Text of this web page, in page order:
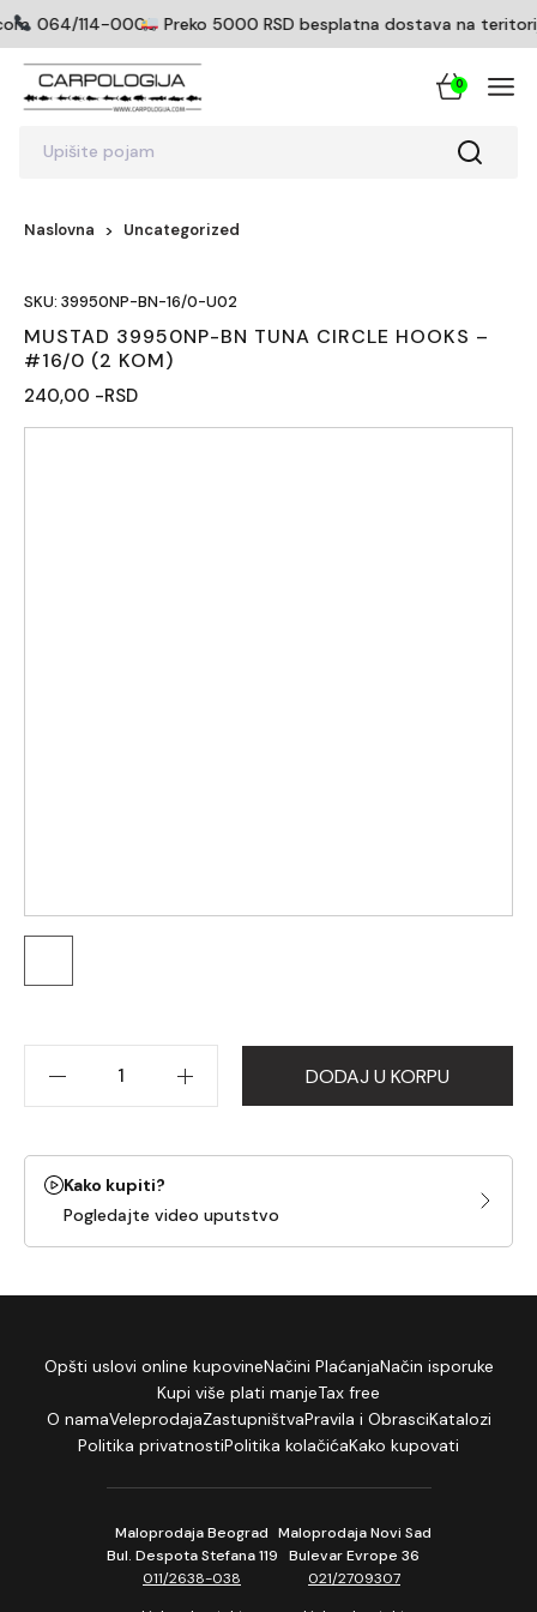
064/114-0005Preko 5000 RSD besplatna dostava na
Upišite pojam
0
Naslovna Uncategorized
SKU: 39950NP-BN-16/0-U02
MUSTAD 39950NP-BN TUNA CIRCLE HOOKS –
#16/0 (2 KOM)
240,00 -RSD
DODAJ U KORPU
Kako kupiti?
Pogledajte video uputstvo
Opšti uslovi online kupovineNačini PlaćanjaNačin isporuke
Kupi više plati manjeTax free
O namaVeleprodajaZastupništvaPravila i ObrasciKatalozi
Politika privatnostiPolitika kolačićaKako kupovati
Maloprodaja Beograd
Bul. Despota Stefana 119
011/2638-038
Maloprodaja Novi Sad
Bulevar Evrope 36
021/2709307